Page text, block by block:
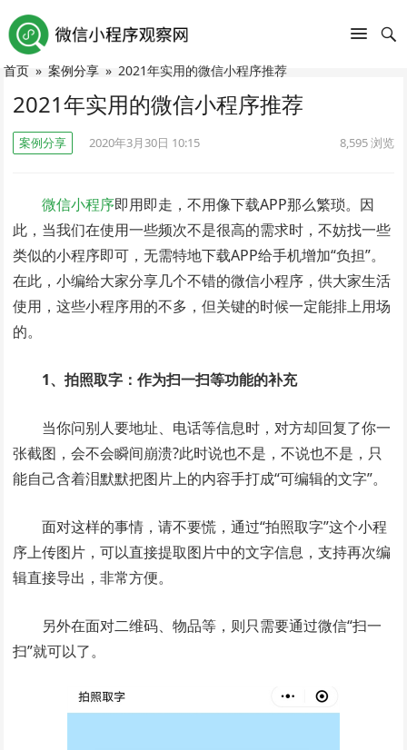
首页 » 案例分享 » 2021年实用的微信小程序推荐
2021年实用的微信小程序推荐
案例分享 2020年3月30日 10:15 8,595浏览
微信小程序即用即走，不用像下载APP那么繁琐。因
此，当我们在使用一些频次不是很高的需求时，不妨找一些
类似的小程序即可，无需特地下载APP给手机增加“负担”。
在此，小编给大家分享几个不错的微信小程序，供大家生活
使用，这些小程序用的不多，但关键的时候一定能排上用场
的。
1、拍照取字：作为扫一扫等功能的补充
当你问别人要地址、电话等信息时，对方却回复了你一
张截图，会不会瞬间崩溃?此时说也不是，不说也不是，只
能自己含着泪默默把图片上的内容手打成“可编辑的文字”。
面对这样的事情，请不要慌，通过“拍照取字”这个小程
序上传图片，可以直接提取图片中的文字信息，支持再次编
辑直接导出，非常方便。
另外在面对二维码、物品等，则只需要通过微信“扫一
扫”就可以了。